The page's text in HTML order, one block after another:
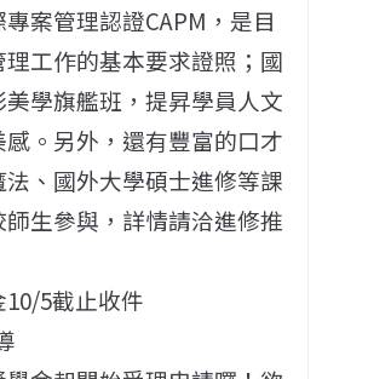
案管理認證CAPM，是目
工作的基本要求證照；國
學旗艦班，提昇學員人文
。另外，還有豐富的口才
、國外大學碩士進修等課
生參與，詳情請洽進修推
5截止收件